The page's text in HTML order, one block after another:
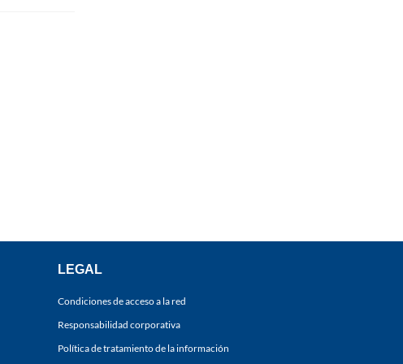
LEGAL
Condiciones de acceso a la red
Responsabilidad corporativa
Política de tratamiento de la información